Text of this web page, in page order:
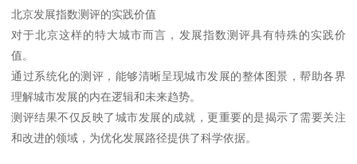
北京发展指数测评的实践价值
对于北京这样的特大城市而言，发展指数测评具有特殊的实践价
值。
通过系统化的测评，能够清晰呈现城市发展的整体图景，帮助各界
理解城市发展的内在逻辑和未来趋势。
测评结果不仅反映了城市发展的成就，更重要的是揭示了需要关注
和改进的领域，为优化发展路径提供了科学依据。